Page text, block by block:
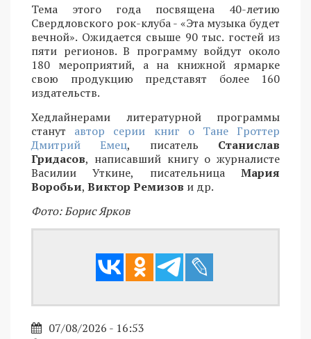
Тема этого года посвящена 40-летию
Свердловского рок-клуба - «Эта музыка будет
вечной». Ожидается свыше 90 тыс. гостей из
пяти регионов. В программу войдут около
180 мероприятий, а на книжной ярмарке
свою продукцию представят более 160
издательств.
Хедлайнерами литературной программы
станут автор серии книг о Тане Гроттер
Дмитрий Емец, писатель Станислав
Гридасов, написавший книгу о журналисте
Василии Уткине, писательница Мария
Воробьи, Виктор Ремизов и др.
Фото: Борис Ярков
07/08/2026 - 16:53